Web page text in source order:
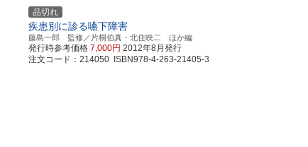
品切れ
疾患別に診る嚥下障害
藤島一郎 監修／片桐伯真・北住映二 ほか編
発行時参考価格7,000円 2012年8月発行
注文コード：214050 ISBN978-4-263-21405-3